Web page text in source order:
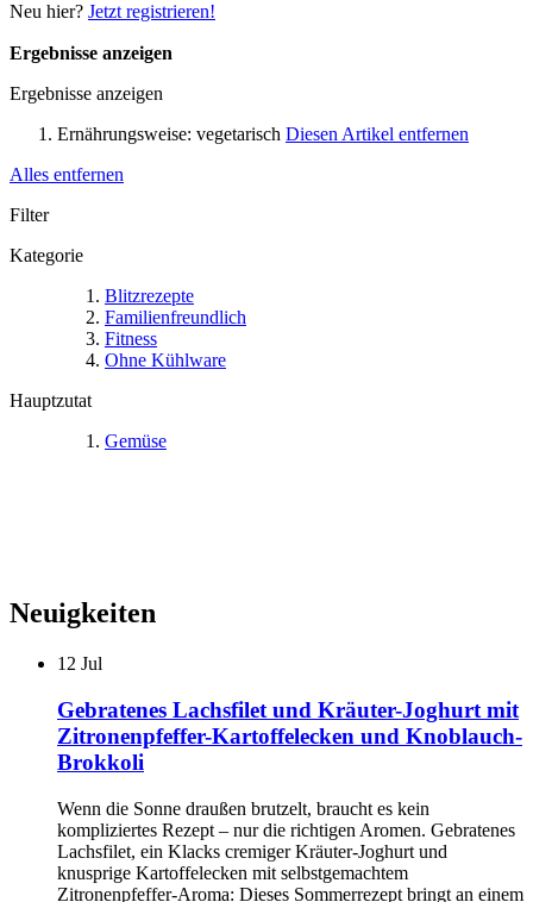
Neu hier? Jetzt registrieren!
Ergebnisse anzeigen
Ergebnisse anzeigen
Ernährungsweise: vegetarisch Diesen Artikel entfernen
Alles entfernen
Filter
Kategorie
Blitzrezepte
Familienfreundlich
Fitness
Ohne Kühlware
Hauptzutat
Gemüse
Neuigkeiten
12 Jul
Gebratenes Lachsfilet und Kräuter-Joghurt mit
Zitronenpfeffer-Kartoffelecken und Knoblauch-
Brokkoli
Wenn die Sonne draußen brutzelt, braucht es kein
kompliziertes Rezept – nur die richtigen Aromen. Gebratenes
Lachsfilet, ein Klacks cremiger Kräuter-Joghurt und
knusprige Kartoffelecken mit selbstgemachtem
Zitronenpfeffer-Aroma: Dieses Sommerrezept bringt an einem